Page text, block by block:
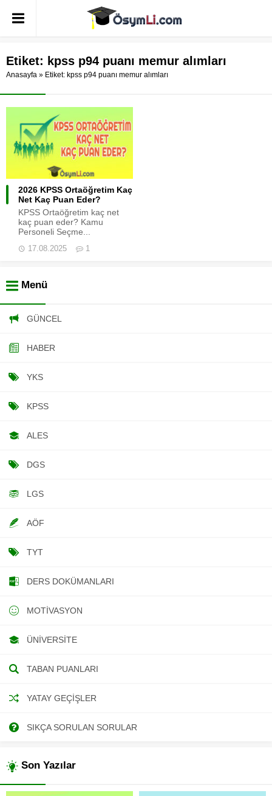
Etiket: kpss p94 puanı memur alımları
Anasayfa » Etiket: kpss p94 puanı memur alımları
2026 KPSS Ortaöğretim Kaç
Net Kaç Puan Eder?
KPSS Ortaöğretim kaç net
kaç puan eder? Kamu
Personeli Seçme...
17.08.2025 1
Menü
GÜNCEL
HABER
YKS
KPSS
ALES
DGS
LGS
AÖF
TYT
DERS DOKÜMANLARI
MOTIVASYON
ÜNIVERSITE
TABAN PUANLARI
YATAY GEÇIŞLER
SIKÇA SORULAN SORULAR
Son Yazılar